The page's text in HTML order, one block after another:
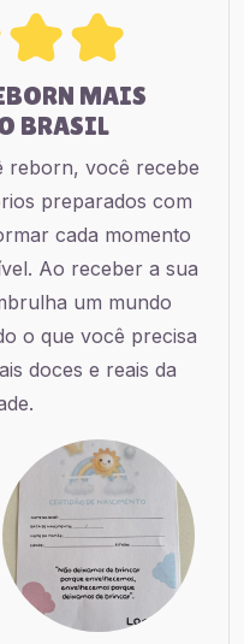
MAIS
BRASIL
reborn, você recebe
preparados com
cada momento
Ao receber a sua
um mundo
o que você precisa
doces e reais da